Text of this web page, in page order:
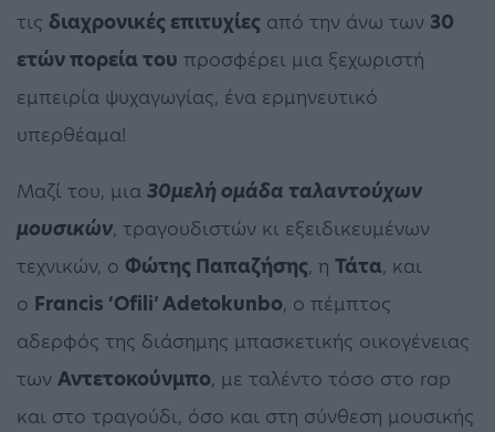
τις διαχρονικές επιτυχίες από την άνω των 30
ετών πορεία του προσφέρει μια ξεχωριστή
εμπειρία ψυχαγωγίας, ένα ερμηνευτικό
υπερθέαμα!
Μαζί του, μια 30μελή ομάδα ταλαντούχων
μουσικών, τραγουδιστών κι εξειδικευμένων
τεχνικών, o Φώτης Παπαζήσης, η Τάτα, και
ο Francis ‘Ofili’ Adetokunbo, ο πέμπτος
αδερφός της διάσημης μπασκετικής οικογένειας
των Αντετοκούνμπο, με ταλέντο τόσο στο rap
και στο τραγούδι, όσο και στη σύνθεση μουσικής